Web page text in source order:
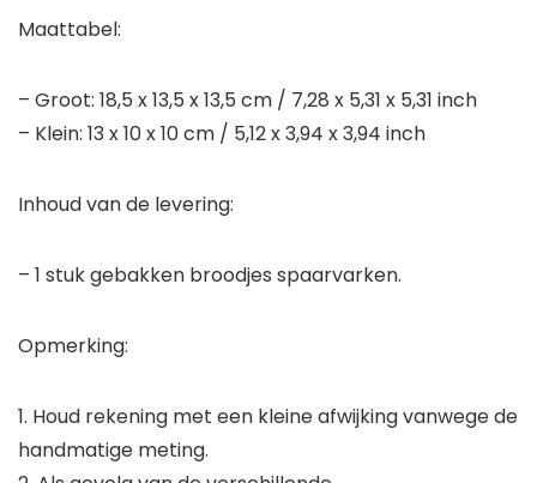
Maattabel:
– Groot: 18,5 x 13,5 x 13,5 cm / 7,28 x 5,31 x 5,31 inch
– Klein: 13 x 10 x 10 cm / 5,12 x 3,94 x 3,94 inch
Inhoud van de levering:
– 1 stuk gebakken broodjes spaarvarken.
Opmerking:
1. Houd rekening met een kleine afwijking vanwege de
handmatige meting.